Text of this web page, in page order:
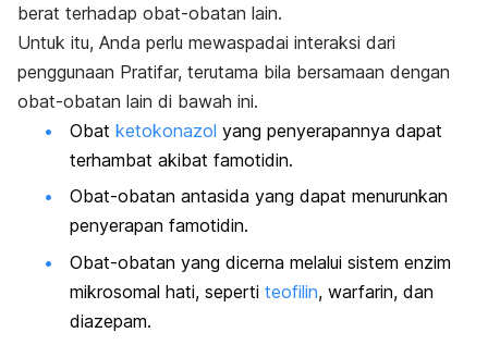
berat terhadap obat-obatan lain.
Untuk itu, Anda perlu mewaspadai interaksi dari
penggunaan Pratifar, terutama bila bersamaan dengan
obat-obatan lain di bawah ini.
Obat ketokonazol yang penyerapannya dapat
terhambat akibat famotidin.
Obat-obatan antasida yang dapat menurunkan
penyerapan famotidin.
Obat-obatan yang dicerna melalui sistem enzim
mikrosomal hati, seperti teofilin, warfarin, dan
diazepam.